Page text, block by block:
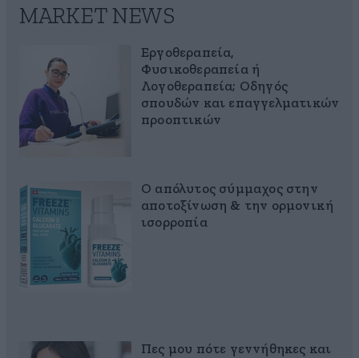
MARKET NEWS
Εργοθεραπεία,
Φυσικοθεραπεία ή
Λογοθεραπεία; Οδηγός
σπουδών και επαγγελματικών
προοπτικών
Ο απόλυτος σύμμαχος στην
αποτοξίνωση & την ορμονική
ισορροπία
Πες μου πότε γεννήθηκες και